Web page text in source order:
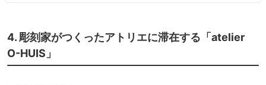
4. 彫刻家がつくったアトリエに滞在する「atelier
O-HUIS」